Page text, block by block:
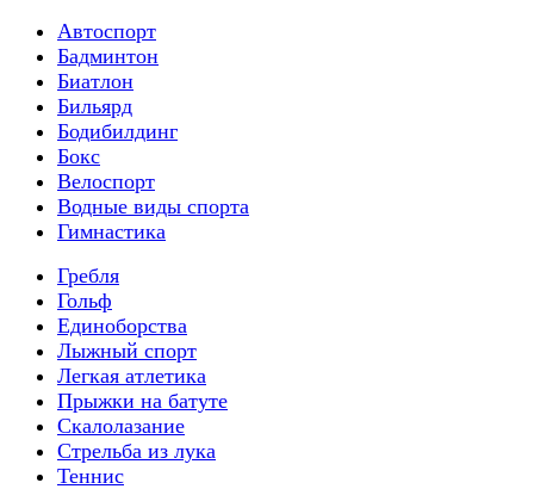
Автоспорт
Бадминтон
Биатлон
Бильярд
Бодибилдинг
Бокс
Велоспорт
Водные виды спорта
Гимнастика
Гребля
Гольф
Единоборства
Лыжный спорт
Легкая атлетика
Прыжки на батуте
Скалолазание
Стрельба из лука
Теннис